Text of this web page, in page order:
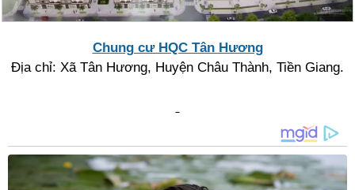
Chung cư HQC Tân Hương
Địa chỉ: Xã Tân Hương, Huyện Châu Thành, Tiền Giang.